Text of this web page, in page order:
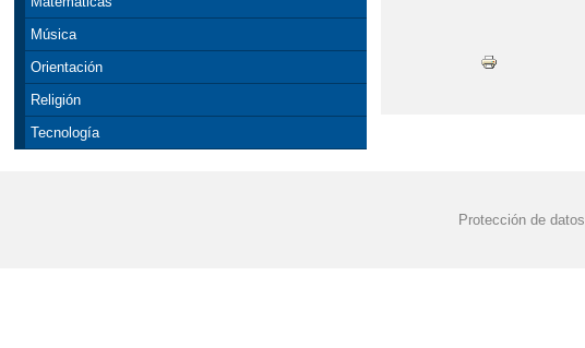
Música
Orientación
Religión
Tecnología
Protección de datos